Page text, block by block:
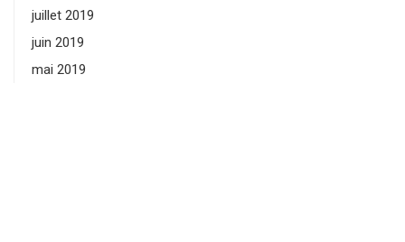
juillet 2019
juin 2019
mai 2019